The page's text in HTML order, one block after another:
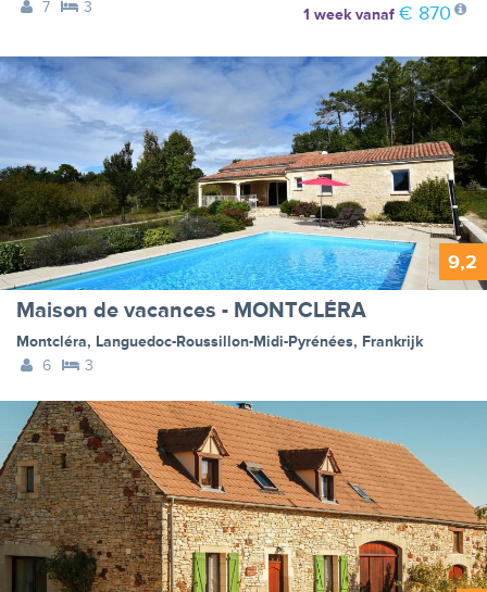
7 3 1 weekvanaf € 870
9,2
Maison de vacances - MONTCLÉRA
Montcléra, Languedoc-Roussillon-Midi-Pyrénées, Frankrijk
6
3